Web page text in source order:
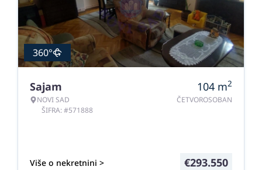
360°
Sajam
NOVI SAD
ŠIFRA: #571888
104 m2
ČETVOROSOBAN
Više o nekretnini > €293.550